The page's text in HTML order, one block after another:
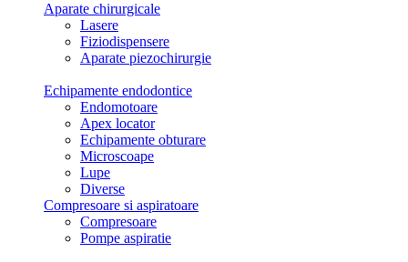
Aparate chirurgicale
Lasere
Fiziodispensere
Aparate piezochirurgie
Echipamente endodontice
Endomotoare
Apex locator
Echipamente obturare
Microscoape
Lupe
Diverse
Compresoare si aspiratoare
Compresoare
Pompe aspiratie